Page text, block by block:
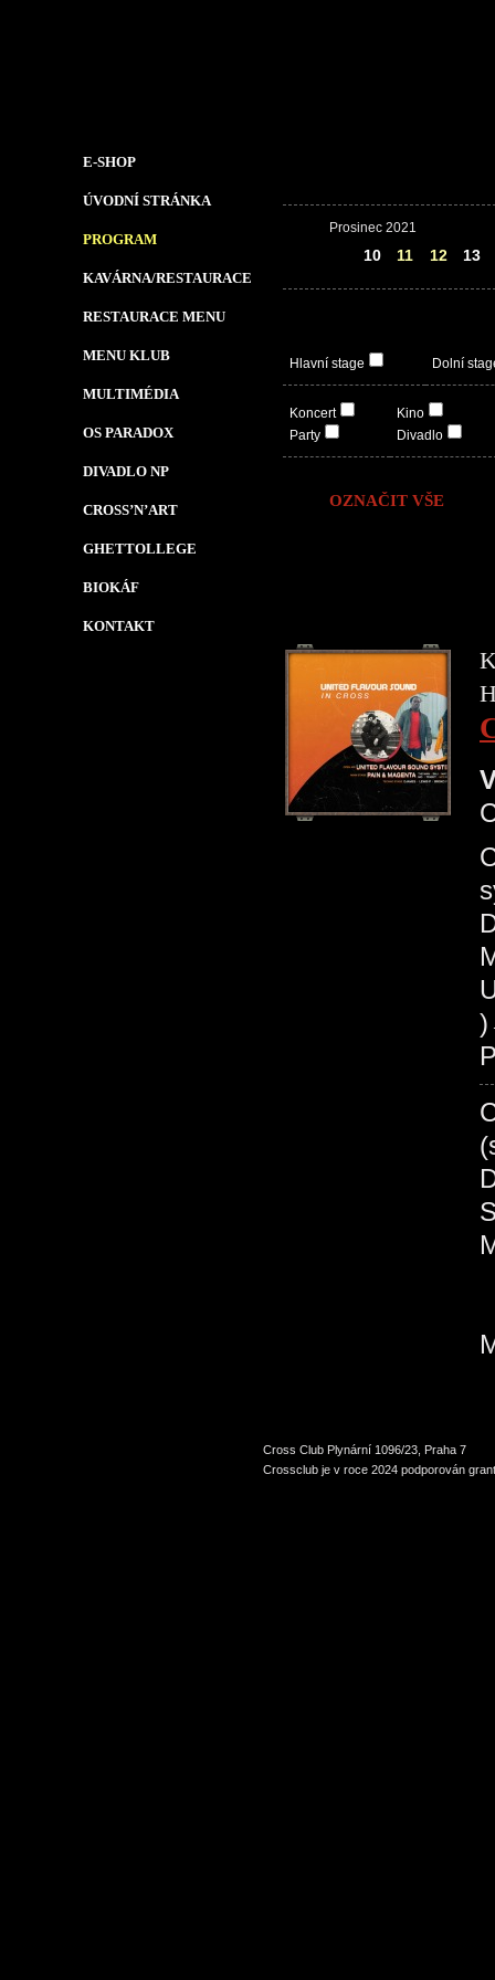
E-SHOP
ÚVODNÍ STRÁNKA
PROGRAM
KAVÁRNA/RESTAURACE
RESTAURACE MENU
MENU KLUB
MULTIMÉDIA
OS PARADOX
DIVADLO NP
CROSS’N’ART
GHETTOLLEGE
BIOKÁF
KONTAKT
Prosinec 2021
10 11 12 13
Hlavní stage Dolní
Koncert
Party
Kino
Divadlo
OZNAČIT VŠE
Cross Club Plynární 1096/23, Praha 7
Crossclub je v roce 2024 podporován